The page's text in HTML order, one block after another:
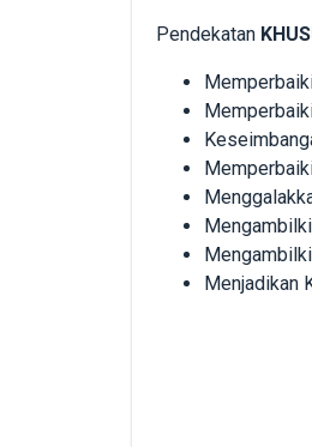
Pendekatan
Menjadikan